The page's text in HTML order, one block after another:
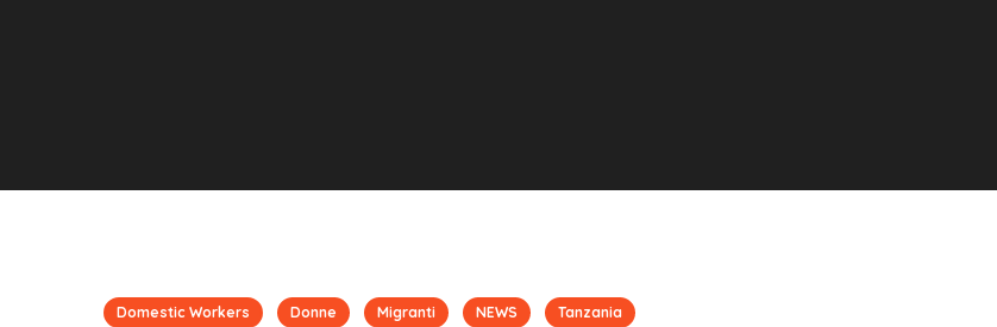
Domestic Workers Donne Migranti NEWS Tanzania